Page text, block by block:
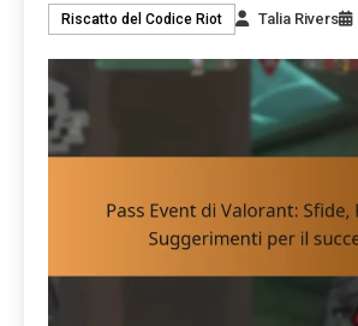
Riscatto del Codice Riot Talia Rivers